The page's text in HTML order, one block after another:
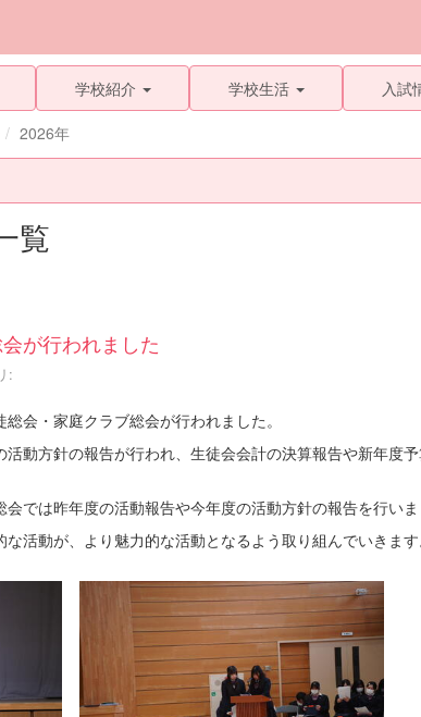
学校紹介 学校生活 入試
2026年
覧
が行われました
:
会・家庭クラブ総会が行われました。
動方針の報告が行われ、生徒会会計の決算報告や新年度
では昨年度の活動報告や今年度の活動方針の報告を行いま
活動が、より魅力的な活動となるよう取り組んでいきます